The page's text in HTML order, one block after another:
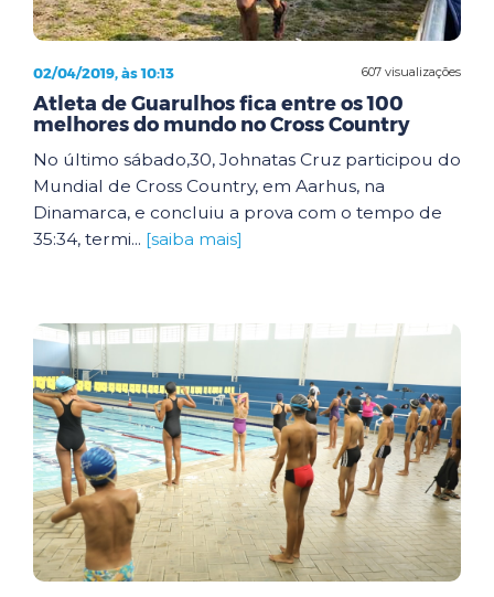
607 visualizações
02/04/2019, às 10:13
Atleta de Guarulhos fica entre os 100
melhores do mundo no Cross Country
No último sábado,30, Johnatas Cruz participou do
Mundial de Cross Country, em Aarhus, na
Dinamarca, e concluiu a prova com o tempo de
35:34, termi... [saiba mais]